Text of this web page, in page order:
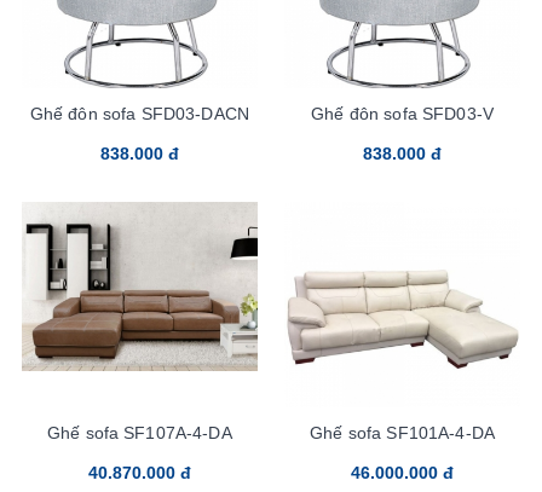
Ghế đôn sofa SFD03-DACN
838.000 đ
Ghế đôn sofa SFD03-V
838.000 đ
Ghế sofa SF107A-4-DA
40.870.000 đ
Ghế sofa SF101A-4-DA
46.000.000 đ